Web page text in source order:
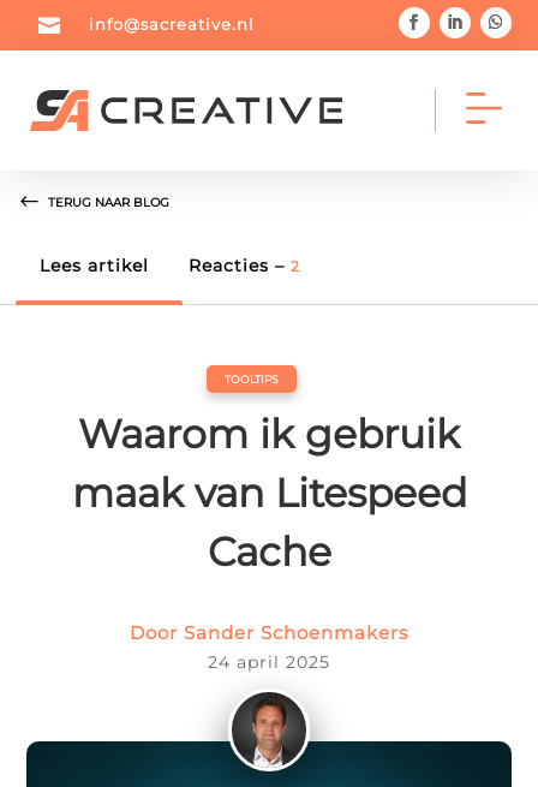
 info@sacreative.nl
 
  
 
 
Contact
U
TERUG NAAR BLOG
Lees artikel Reacties – 2
TOOLTIPS
Waarom ik gebruik
maak van Litespeed
Cache
Door Sander Schoenmakers
24 april 2025